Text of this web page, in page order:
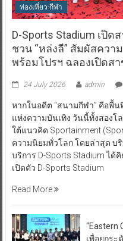
ท่องเที่ยว-กีฬา
D-Sports Stadium เปิ
ชวน “หล่งลี” สัมผัสควา
พร้อมโปรฯ ฉลองเปิดสา
24 July 2026 admin
หากในอดีต “สนามกีฬา” คือพื้
แห่งความบันเทิง วันนี้ทั้งสองโ
ใต้แนวคิด Sportainment
ความนิยมทั่วโลก โดยล่าสุด บริ
บริการ D-Sports Stadium ได้
เปิดตัว D-Sports Stadium
Read More
“Eastern
เพื่อยกระ